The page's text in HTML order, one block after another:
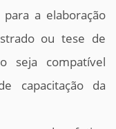
a elaboração
ou tese de
seja compatível
capacitação da